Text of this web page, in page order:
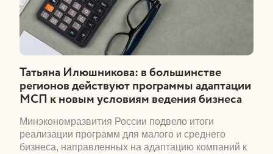
​Татьяна Илюшникова: в большинстве
регионов действуют программы адаптации
МСП к новым условиям ведения бизнеса
​Минэкономразвития России подвело итоги
реализации программ для малого и среднего
бизнеса, направленных на адаптацию компаний к